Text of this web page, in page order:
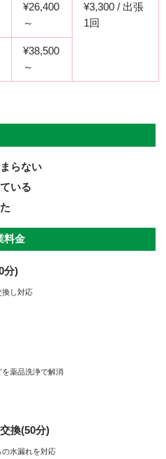
¥3,300 / 出張
1回
¥26,400
～
¥38,500
～
らない
いる
料金
分)
換し対応
薬品洗浄で解消
換(50分)
水漏れを対応